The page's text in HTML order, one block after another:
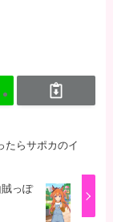
たらサポカのイ
っぽ